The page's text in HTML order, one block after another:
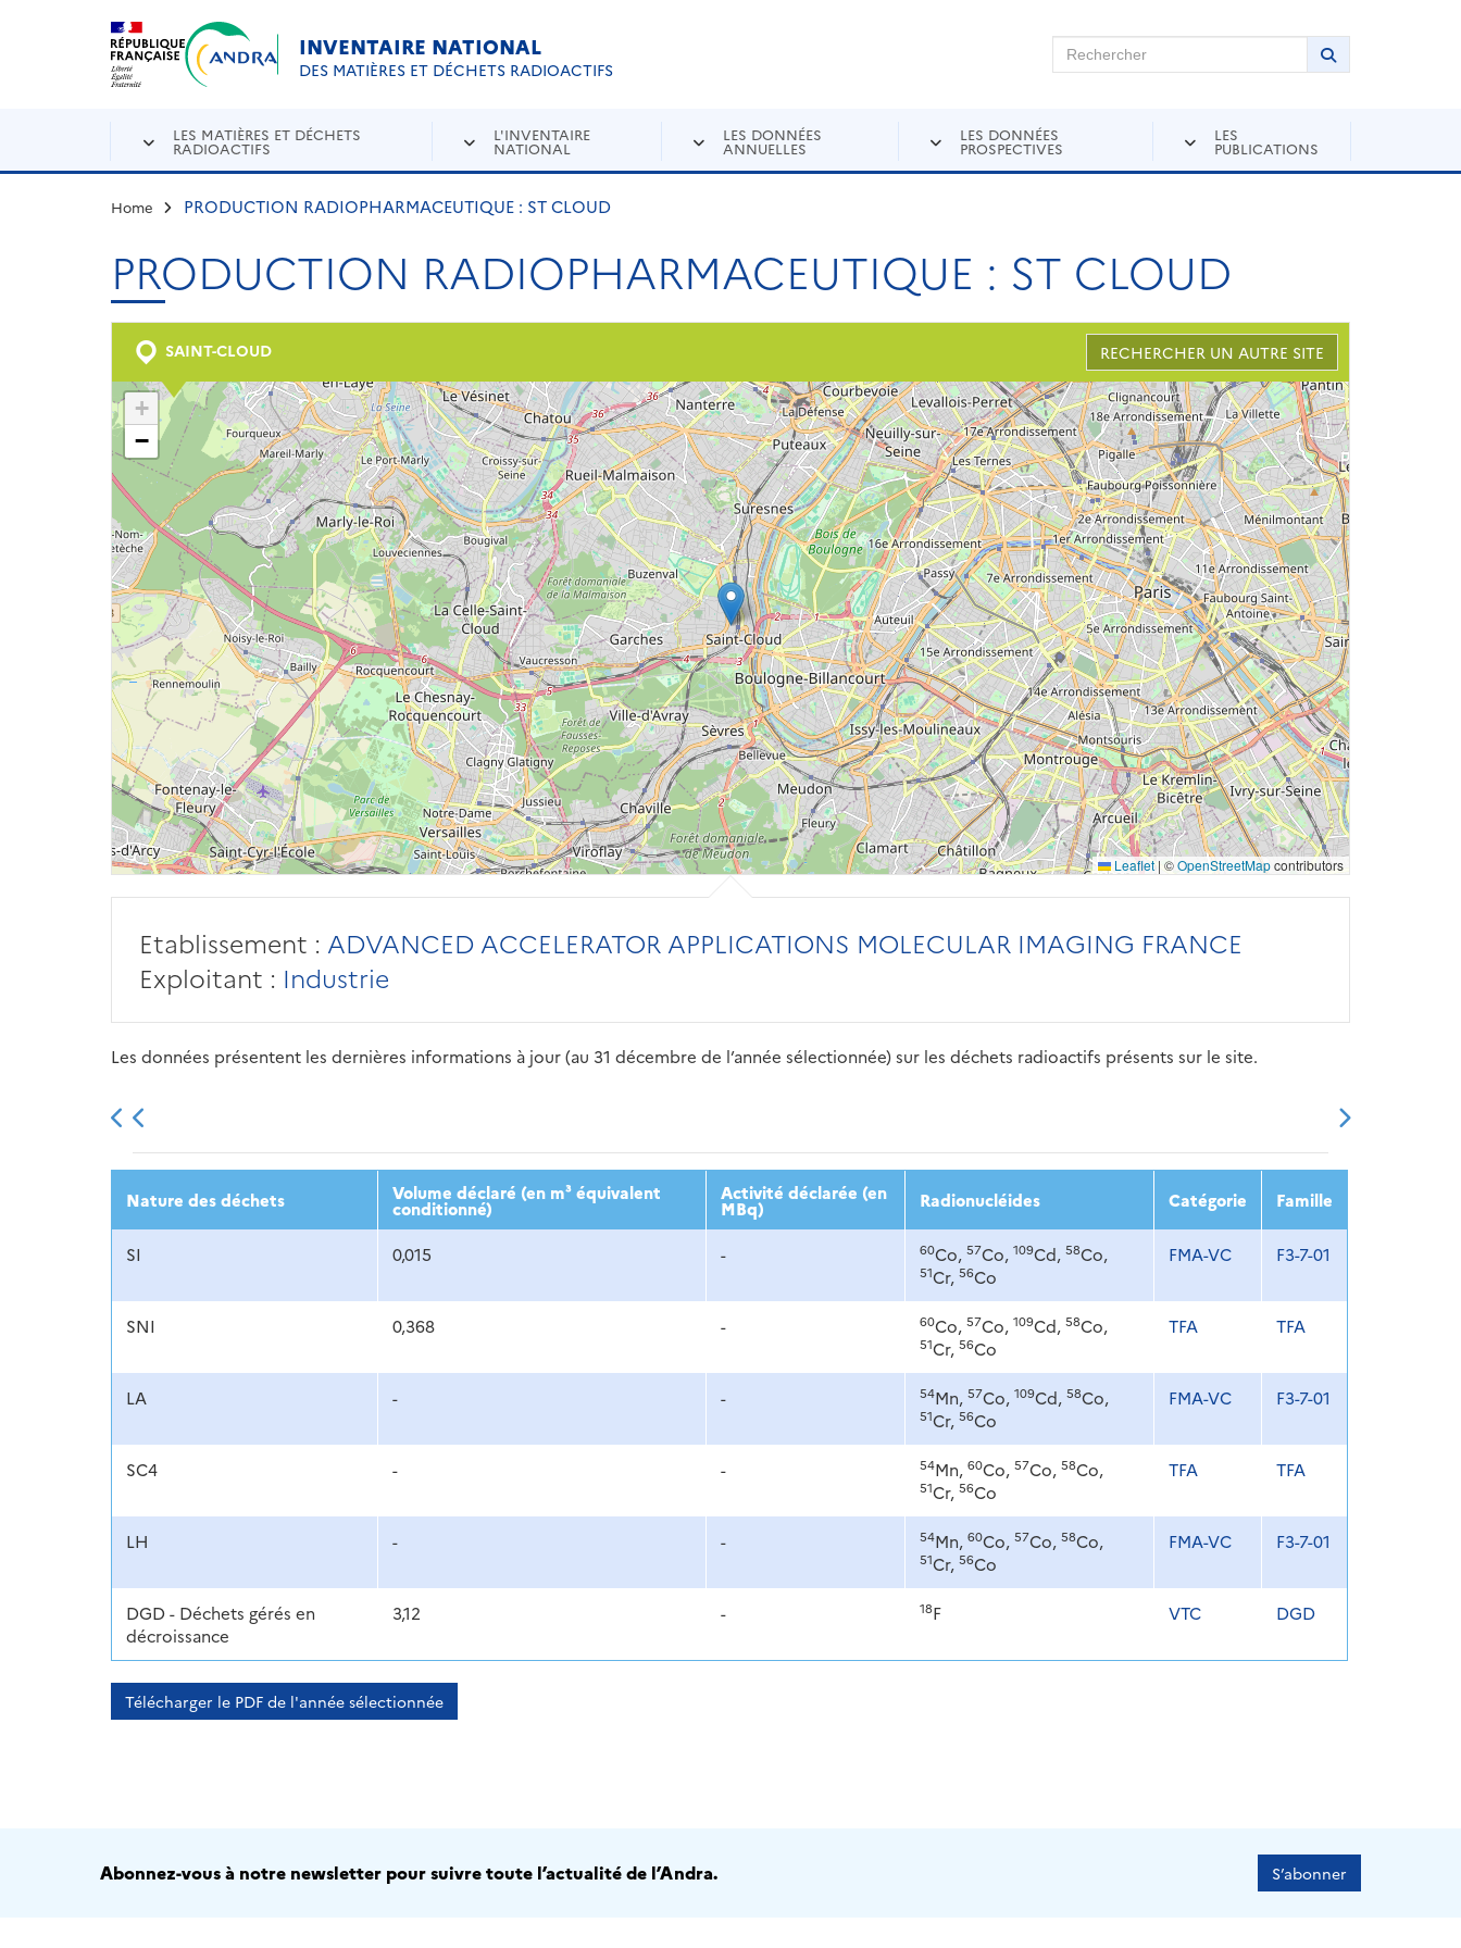
Aller au contenu principal
INVENTAIRE NATIONAL
DES MATIÈRES ET DÉCHETS RADIOACTIFS
Rechercher sur Andra Inventaire Rechercher
Lancer la
LES MATIÈRES ET DÉCHETS
RADIOACTIFS
L'INVENTAIRE
NATIONAL
LES DONNÉES
ANNUELLES
LES DONNÉES
PROSPECTIVES
LES
PUBLICATIONS
Home PRODUCTION RADIOPHARMACEUTIQUE : ST CLOUD
PRODUCTION RADIOPHARMACEUTIQUE : ST CLOUD
SAINT-CLOUD RECHERCHER UN AUTRE SITE
+
−
Leaflet | ©OpenStreetMapcontributors
Etablissement : ADVANCED ACCELERATOR APPLICATIONS MOLECULAR IMAGING FRANCE
Exploitant : Industrie
Les données présentent les dernières informations à jour (au 31 décembre de l’année sélectionnée) sur les déchets radioactifs présents sur le site.
2013 2014 2015 2016 2017 2018 2019 2020 2021 2022 2023
Nature des déchets Volume déclaré (en m³ équivalent
conditionné)
Activité déclarée (en
MBq) Radionucléides Catégorie Famille
SI 0,015 - 60Co, 57Co, 109Cd, 58Co,
51Cr, 56Co
FMA-VC F3-7-01
SNI 0,368 - 60Co, 57Co, 109Cd, 58Co,
51Cr, 56Co
TFA TFA
LA - - 54Mn, 57Co, 109Cd, 58Co,
51Cr, 56Co
FMA-VC F3-7-01
SC4 - - 54Mn, 60Co, 57Co, 58Co,
51Cr, 56Co
TFA TFA
LH - - 54Mn, 60Co, 57Co, 58Co,
51Cr, 56Co
FMA-VC F3-7-01
DGD - Déchets gérés en
décroissance
3,12 - 18F VTC DGD
Télécharger le PDF de l'année sélectionnée
Abonnez-vous à notre newsletter pour suivre toute l’actualité de l’Andra. S’abonner